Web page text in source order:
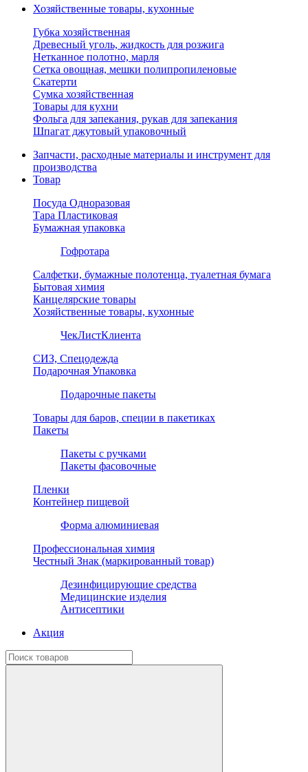
Хозяйственные товары, кухонные
Губка хозяйственная
Древесный уголь, жидкость для розжига
Нетканное полотно, марля
Сетка овощная, мешки полипропиленовые
Скатерти
Сумка хозяйственная
Товары для кухни
Фольга для запекания, рукав для запекания
Шпагат джутовый упаковочный
Запчасти, расходные материалы и инструмент для
производства
Товар
Посуда Одноразовая
Тара Пластиковая
Бумажная упаковка
Гофротара
Салфетки, бумажные полотенца, туалетная бумага
Бытовая химия
Канцелярские товары
Хозяйственные товары, кухонные
ЧекЛистКлиента
СИЗ, Спецодежда
Подарочная Упаковка
Подарочные пакеты
Товары для баров, специи в пакетиках
Пакеты
Пакеты с ручками
Пакеты фасовочные
Пленки
Контейнер пищевой
Форма алюминиевая
Профессиональная химия
Честный Знак (маркированный товар)
Дезинфицирующие средства
Медицинские изделия
Антисептики
Акция